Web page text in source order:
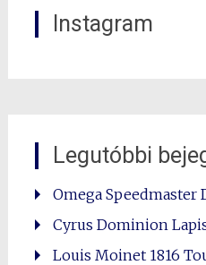
Instagram
Legutóbbi
Omega Speedmaster
Cyrus Dominion
Louis Moinet 1816